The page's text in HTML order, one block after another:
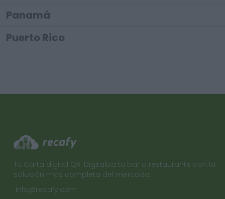
Panamá
Puerto Rico
Tu Carta digital QR. Digitaliza tu bar o restaurante con la
solución más completa del mercado.
info@recafy.com